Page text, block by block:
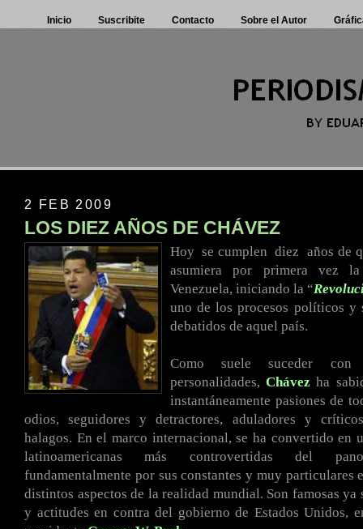
Inicio Suscribite Contacto Sobre el Autor
2 FEB 2009
LOS DIEZ AÑOS DE CHÁVEZ
Hoy .se cumplen .diez años de
asumiera por primera vez
Venezuela, iniciando la “
uno de los procesos políticos y
debatidos de aquel país.
Como suele suceder
personalidades,Chávez ha
instantáneamente pasiones de
odios, seguidores y detractores, aduladores y
halagos. En el marco internacional, se ha convertido en
latinoamericanas más controvertidas del
fundamentalmente por sus constantes y muy particulares
distintos aspectos de la realidad mundial. Son famosas ya
y actitudes en contra del gobierno de Estados Unidos,